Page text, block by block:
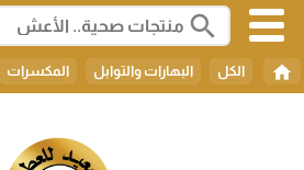
search
home الكل البهارات والتوابل المكسرات